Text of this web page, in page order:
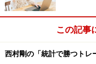
上昇トレンドの時は、
値支持線（サポートラ
対に、下降トレンドの
で、上値抵抗線（レジ
この記事
西村剛の「統計で勝つトレ